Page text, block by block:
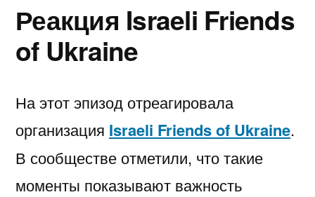
Реакция Israeli Friends
of Ukraine
На этот эпизод отреагировала
организация Israeli Friends of Ukraine.
В сообществе отметили, что такие
моменты показывают важность